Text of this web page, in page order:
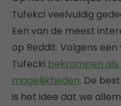
Tufekci veelvuldig
Een van de meest
op Reddit. Volgens
Tufecki bekrompen
mogelijkheden. De
is het idee dat we